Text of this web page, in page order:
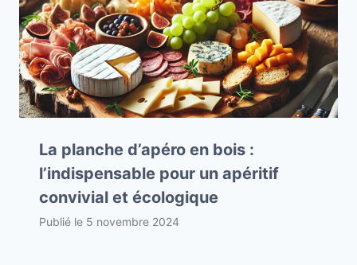
La planche d’apéro en bois :
l’indispensable pour un apéritif
convivial et écologique
Publié le 5 novembre 2024